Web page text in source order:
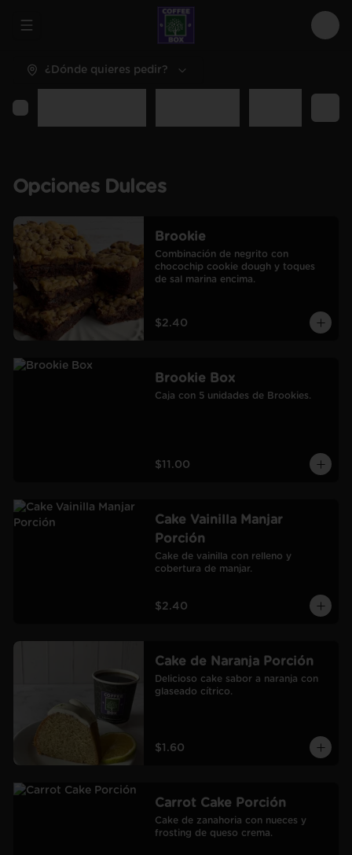
Abrir menu de navegación
¿Dónde quieres pedir?
Opciones Dulces
Brookie
Combinación de negrito con
chocochip cookie dough y toques
de sal marina encima.
$2.40
Brookie Box
Caja con 5 unidades de Brookies.
$11.00
Cake Vainilla Manjar
Porción
Cake de vainilla con relleno y
cobertura de manjar.
$2.40
Cake de Naranja Porción
Delicioso cake sabor a naranja con
glaseado cítrico.
$1.60
Carrot Cake Porción
Cake de zanahoria con nueces y
frosting de queso crema.